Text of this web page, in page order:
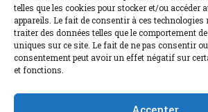
telles que les cookies pour stocker et/ou
appareils. Le fait de consentir à ces technologies
traiter des données telles que le comportement
uniques sur ce site. Le fait de ne pas consentir
consentement peut avoir un effet négatif sur
et fonctions.
Accepter
spams !